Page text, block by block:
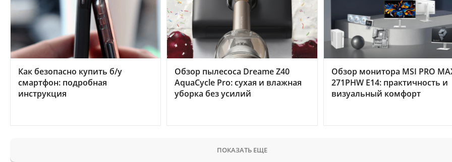
Как безопасно купить б/у
смартфон: подробная
инструкция
Обзор пылесоса Dreame Z40
AquaCycle Pro: сухая и влажная
уборка без усилий
Обзор монитора MSI PRO
271PHW E14: практичность и
визуальный комфорт
ПОКАЗАТЬ ЕЩЕ